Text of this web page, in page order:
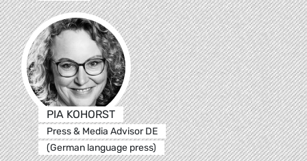
PIA KOHORST
Press & Media Advisor DE
(German language press)